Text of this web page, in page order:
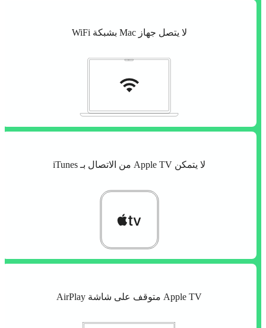
لا يتصل جهاز Mac بشبكة WiFi
لا يتمكن Apple TV من الاتصال بـ iTunes
Apple TV متوقف على شاشة AirPlay